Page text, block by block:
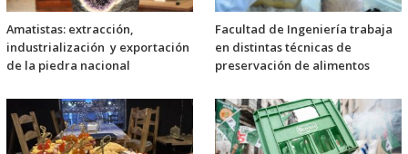
Amatistas: extracción,
industrialización y exportación
de la piedra nacional
Facultad de Ingeniería trabaja
en distintas técnicas de
preservación de alimentos